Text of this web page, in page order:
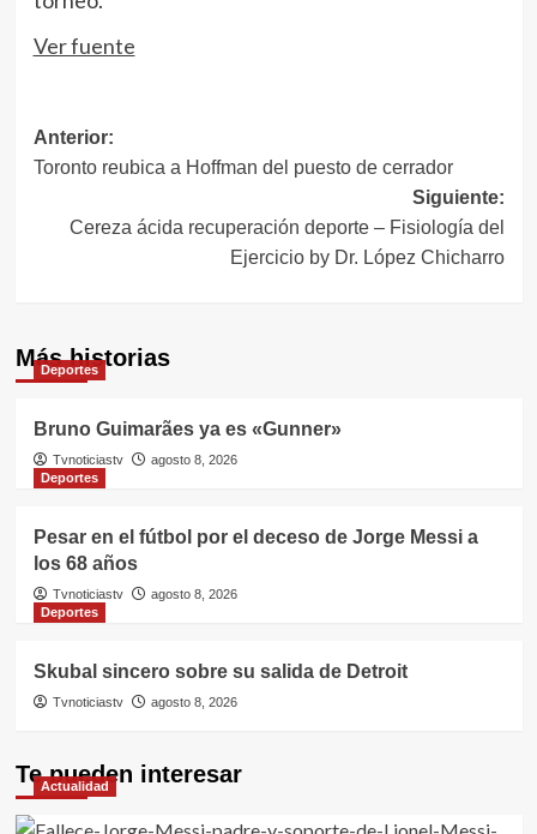
Ver fuente
Navegación
de
entradas
Anterior:
Toronto reubica a Hoffman del puesto de cerrador
Siguiente:
Cereza ácida recuperación deporte – Fisiología del
Ejercicio by Dr. López Chicharro
Más historias
Deportes
Bruno Guimarães ya es «Gunner»
Tvnoticiastv
agosto 8, 2026
Deportes
Pesar en el fútbol por el deceso de Jorge Messi a
los 68 años
Tvnoticiastv
agosto 8, 2026
Deportes
Skubal sincero sobre su salida de Detroit
Tvnoticiastv agosto 8, 2026
Te pueden interesar
Actualidad